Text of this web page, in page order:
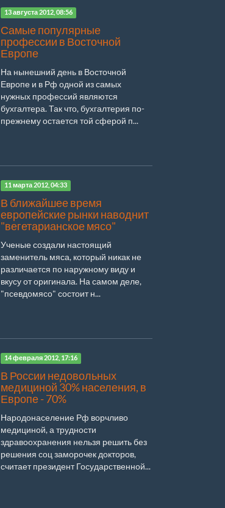
13 августа 2012, 08:56
Самые популярные
профессии в Восточной
Европе
На нынешний день в Восточной
Европе и в Рф одной из самых
нужных профессий являются
бухгалтера. Так что, бухгалтерия по-
прежнему остается той сферой п...
11 марта 2012, 04:33
В ближайшее время
европейские рынки наводнит
"вегетарианское мясо"
Ученые создали настоящий
заменитель мяса, который никак не
различается по наружному виду и
вкусу от оригинала. На самом деле,
"псевдомясо" состоит н...
14 февраля 2012, 17:16
В России недовольных
медициной 30% населения, в
Европе - 70%
Народонаселение Рф ворчливо
медициной, а трудности
здравоохранения нельзя решить без
решения соц заморочек докторов,
считает президент Государственной...